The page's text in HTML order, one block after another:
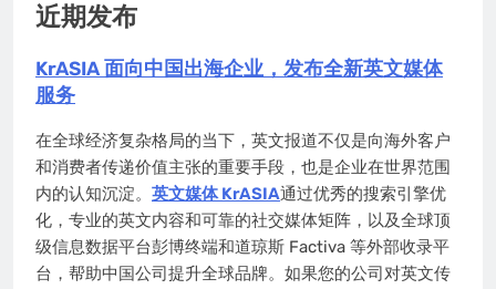
近期发布
KrASIA 面向中国出海企业，发布全新英文媒体
服务
在全球经济复杂格局的当下，英文报道不仅是向海外客户
和消费者传递价值主张的重要手段，也是企业在世界范围
内的认知沉淀。 英文媒体 KrASIA通过优秀的搜索引擎优
化，专业的英文内容和可靠的社交媒体矩阵，以及全球顶
级信息数据平台彭博终端和道琼斯 Factiva 等外部收录平
台，帮助中国公司提升全球品牌。如果您的公司对英文传